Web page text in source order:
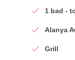
1 bad -
Alanya
Grill